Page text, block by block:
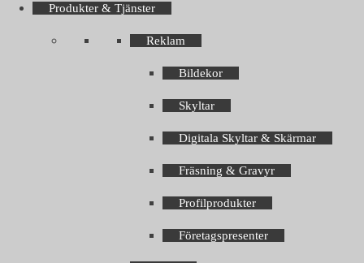
Produkter & Tjänster
Reklam
Bildekor
Skyltar
Digitala Skyltar & Skärmar
Fräsning & Gravyr
Profilprodukter
Företagspresenter